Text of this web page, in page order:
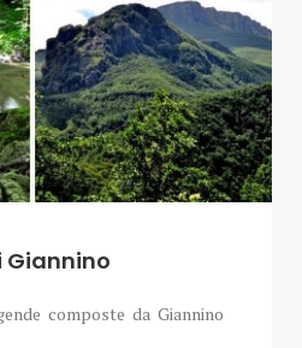
Giannino
composte da Giannino